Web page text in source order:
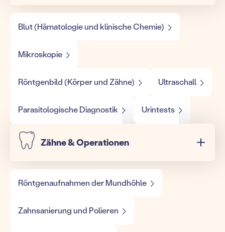
Blut (Hämatologie und klinische Chemie)
Mikroskopie
Röntgenbild (Körper und Zähne) Ultraschall
Parasitologische Diagnostik Urintests
Zähne & Operationen
Röntgenaufnahmen der Mundhöhle
Zahnsanierung und Polieren